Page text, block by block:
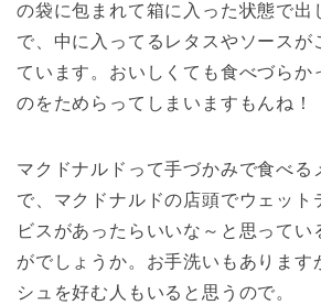
の袋に包まれて箱に入った状態で出
で、中に入ってるレタスやソースが
ています。おいしくても食べづらか
のをためらってしまいますもんね！
マクドナルドって手づかみで食べる
で、マクドナルドの店頭でウェット
ビスがあったらいいな～と思ってい
がでしょうか。お手洗いもあります
シュを好む人もいると思うので。